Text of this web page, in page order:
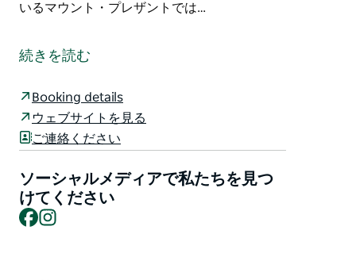
いるマウント・プレザントでは…
伝統に浸ってみませんか。
ラリアワイン造りのパイオニアとして、今日では他に類
を見ないワイン体験を提供しています。
歴史あるマウント・プレザントの邸宅に足を踏み入れる
ーバレーの中心部に佇むセラー・ドアからは、現代オー
ストラリアワイン造りの父として広く知られるモーリ
ス・オシェアが1921年に開墾したブドウ畑が一望できま
続きを読む
Booking details
ウェブサイトを見る
ご連絡ください
ソーシャルメディアで私たちを見つ
けてください
Facebook